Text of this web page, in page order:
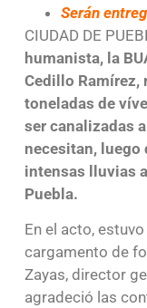
Serán
CIUDAD DE
humanista, la
Cedillo Ramírez,
toneladas de
ser canalizadas
necesitan, luego
intensas lluvias
Puebla.
En el acto,
cargamento de
Zayas, director
agradeció las